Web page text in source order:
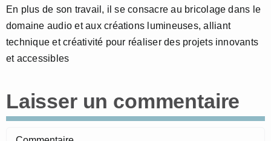
En plus de son travail, il se consacre au bricolage dans le
domaine audio et aux créations lumineuses, alliant
technique et créativité pour réaliser des projets innovants
et accessibles
Laisser un commentaire
Commentaire